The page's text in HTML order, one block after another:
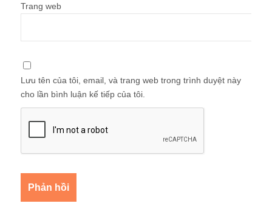
Trang web
Lưu tên của tôi, email, và trang web trong trình duyệt này
cho lần bình luận kế tiếp của tôi.